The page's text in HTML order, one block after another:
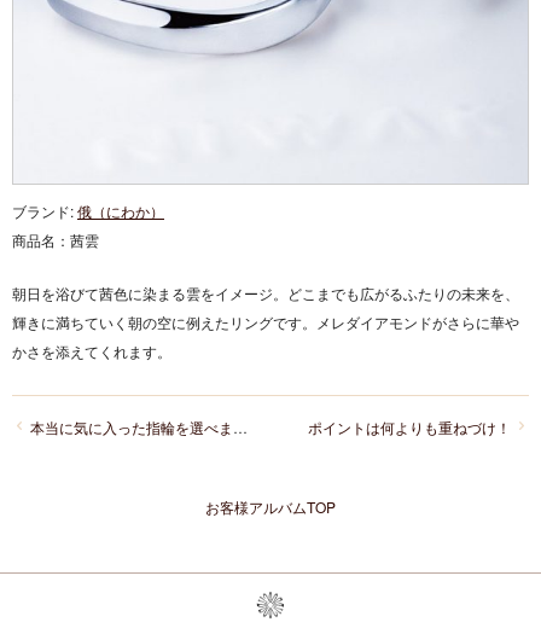
ブランド:俄（にわか）
商品名： 茜雲
朝日を浴びて茜色に染まる雲をイメージ。どこまでも広がるふたりの未来を、
輝きに満ちていく朝の空に例えたリングです。メレダイアモンドがさらに華や
かさを添えてくれます。
ポイントは何よりも重ねづけ！
本当に気に入った指輪を選べます！
お客様アルバムTOP